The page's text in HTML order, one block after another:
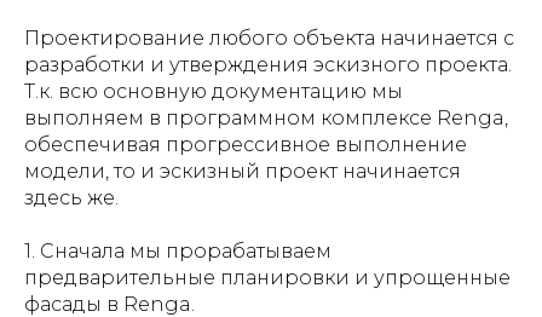
Проектирование любого объекта начинается с
разработки и утверждения эскизного проекта.
Т.к. всю основную документацию мы
выполняем в программном комплексе Renga,
обеспечивая прогрессивное выполнение
модели, то и эскизный проект начинается
здесь же.
1. Сначала мы прорабатываем
предварительные планировки и упрощенные
фасады в Renga.